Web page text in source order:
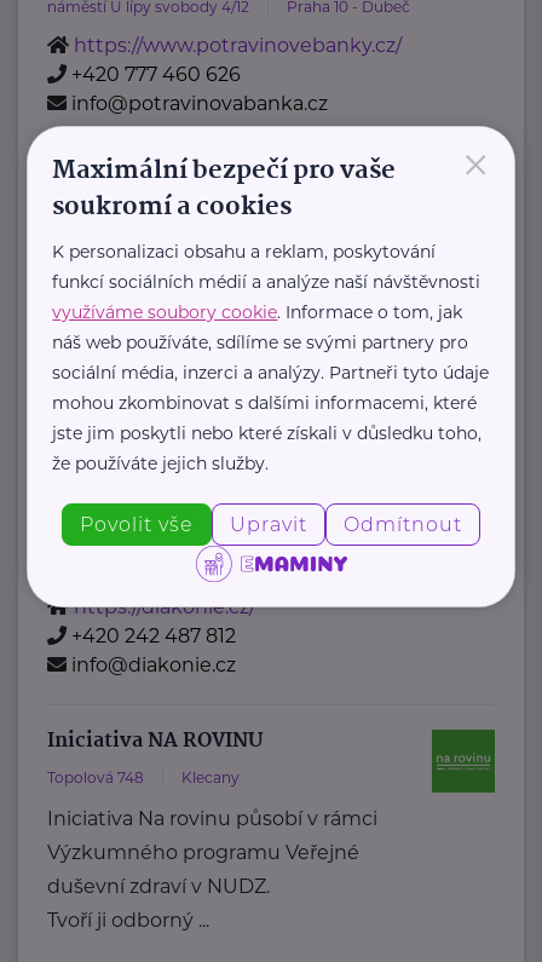
náměstí U lípy svobody 4/12 Praha 10 - Dubeč
https://www.potravinovebanky.cz/
+420 777 460 626
info@potravinovabanka.cz
Diakonie Českobratrské církve
evangelické
Komu pomáháme
Děti, mládež, rodiny
Lidé se znevýhodněním
Senioři
Nevyléčitelně nemocní a umírající
Lidé v nouzi
Naše služby
Diakonie ČCE je ...
https://diakonie.cz/
+420 242 487 812
info@diakonie.cz
Iniciativa NA ROVINU
Topolová 748 Klecany
Iniciativa Na rovinu působí v rámci
Výzkumného programu Veřejné
duševní zdraví v NUDZ.
Tvoří ji odborný ...
×
Maximální bezpečí pro vaše
soukromí a cookies
K personalizaci obsahu a reklam, poskytování
funkcí sociálních médií a analýze naší návštěvnosti
využíváme soubory cookie. Informace o tom, jak
náš web používáte, sdílíme se svými partnery pro
sociální média, inzerci a analýzy. Partneři tyto údaje
mohou zkombinovat s dalšími informacemi, které
jste jim poskytli nebo které získali v důsledku toho,
že používáte jejich služby.
Povolit vše Upravit Odmítnout